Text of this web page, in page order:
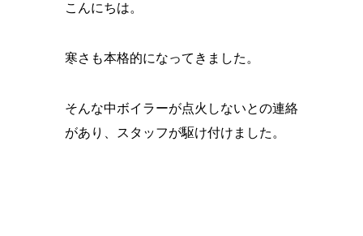
こんにちは。
寒さも本格的になってきました。
そんな中ボイラーが点火しないとの連絡
があり、スタッフが駆け付けました。